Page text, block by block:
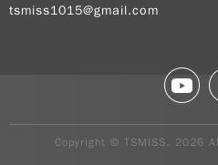
tsmiss1015@gmail.com
Copyright © TSMISS. 2026